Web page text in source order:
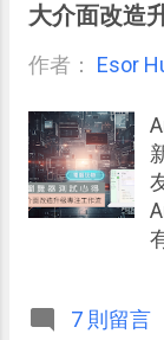
大介面改造
作者： Esor
7 則留言